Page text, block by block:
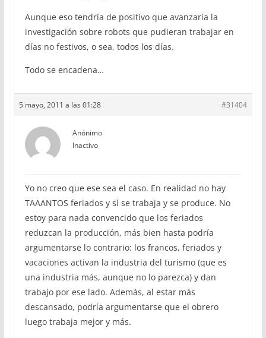
Aunque eso tendría de positivo que avanzaría la
investigación sobre robots que pudieran trabajar en
días no festivos, o sea, todos los días.
Todo se encadena…
5 mayo, 2011 a las 01:28 #31404
Anónimo
Inactivo
Yo no creo que ese sea el caso. En realidad no hay
TAAANTOS feriados y sí se trabaja y se produce. No
estoy para nada convencido que los feriados
reduzcan la producción, más bien hasta podría
argumentarse lo contrario: los francos, feriados y
vacaciones activan la industria del turismo (que es
una industria más, aunque no lo parezca) y dan
trabajo por ese lado. Además, al estar más
descansado, podría argumentarse que el obrero
luego trabaja mejor y más.